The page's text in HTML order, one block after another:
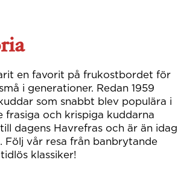
en favorit på frukostbordet för
i generationer. Redan 1959
som snabbt blev populära i
frasiga och krispiga kuddarna
dagens Havrefras och är än idag
Följ vår resa från banbrytande
klassiker!